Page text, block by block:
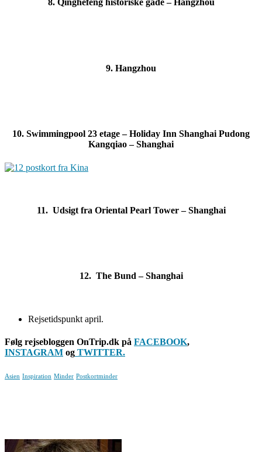
8. Qinghefeng historiske gade – Hangzhou
9. Hangzhou
10. Swimmingpool 23 etage – Holiday Inn Shanghai Pudong
Kangqiao – Shanghai
11. Udsigt fra Oriental Pearl Tower – Shanghai
12. The Bund – Shanghai
Rejsetidspunkt april.
Følg rejsebloggen OnTrip.dk på FACEBOOK,
INSTAGRAM og TWITTER.
Asien Inspiration Minder Postkortminder